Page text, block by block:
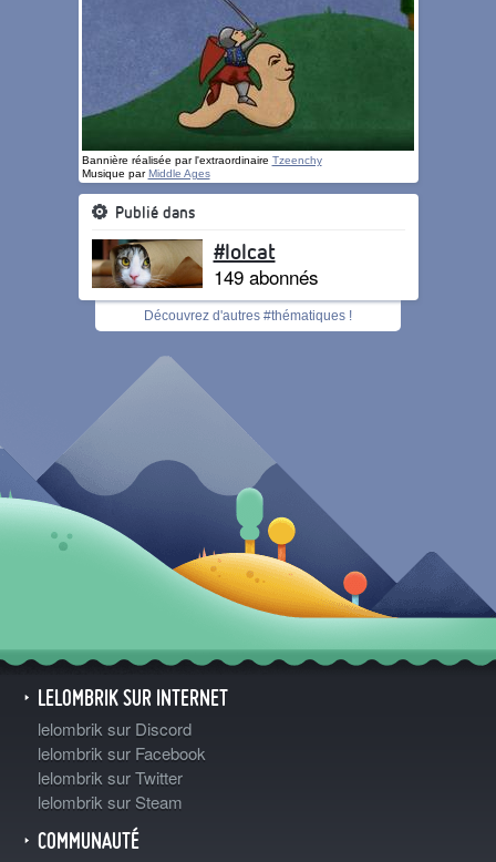
Bannière réalisée par l'extraordinaire Tzeenchy
Musique parMiddle Ages
Publié dans
#lolcat
149 abonnés
Découvrez d'autres #thématiques !
LELOMBRIK SUR INTERNET
lelombrik sur Discord
lelombrik sur Facebook
lelombrik sur Twitter
lelombrik sur Steam
COMMUNAUTÉ